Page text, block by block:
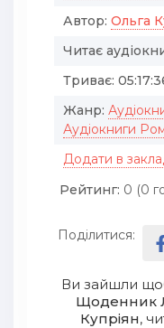
Автор: Ольга
Читає
Триває:
Жанр:
Аудіокниги
Додати в
Рейтинг: 0 (0
Поділитися:
Ви зайшли
Щоденник
Купріян,